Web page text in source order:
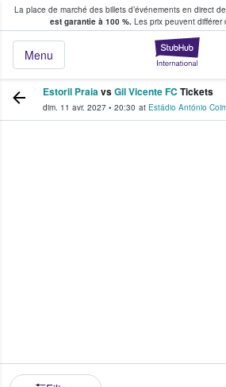
La place de marché des billets d’événements en direct
est garantie à 100 %. Les prix peuvent différer
Menu
fans achètent et vendent
Estoril PraiavsGil Vicente FC Tickets
dim. 11 avr. 2027 • 20:30 at Estádio António